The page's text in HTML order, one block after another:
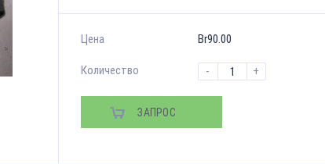
Цена Br90.00
Количество - +
ЗАПРОС